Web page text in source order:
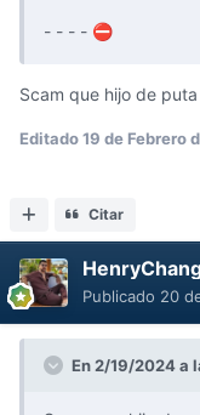
- - - - ⛔
Scam que hijo de
Editado19 de Febrero
Citar
Publicado 20
En 2/19/2024 a